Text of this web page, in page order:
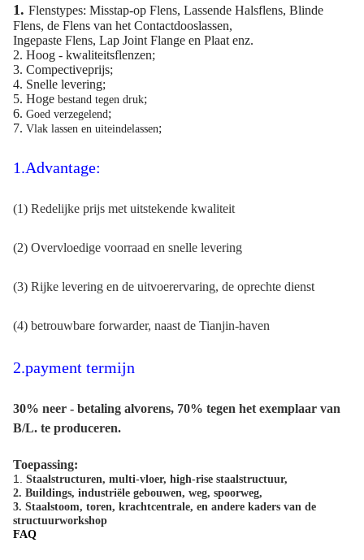
1. Flenstypes: Misstap-op Flens, Lassende Halsflens, Blinde
Flens, de Flens van het Contactdooslassen,
Ingepaste Flens, Lap Joint Flange en Plaat enz.
2. Hoog - kwaliteitsflenzen;
3. Compectiveprijs;
4. Snelle levering;
5. Hoge bestand tegen druk;
6. Goed verzegelend;
7. Vlak lassen en uiteindelassen;
1.Advantage:
(1) Redelijke prijs met uitstekende kwaliteit
(2) Overvloedige voorraad en snelle levering
(3) Rijke levering en de uitvoerervaring, de oprechte dienst
(4) betrouwbare forwarder, naast de Tianjin-haven
2.payment termijn
30% neer - betaling alvorens, 70% tegen het exemplaar van
B/L. te produceren.
Toepassing:
1. Staalstructuren, multi-vloer, high-rise staalstructuur,
2. Buildings, industriële gebouwen, weg, spoorweg,
3. Staalstoom, toren, krachtcentrale, en andere kaders van de
structuurworkshop
FAQ